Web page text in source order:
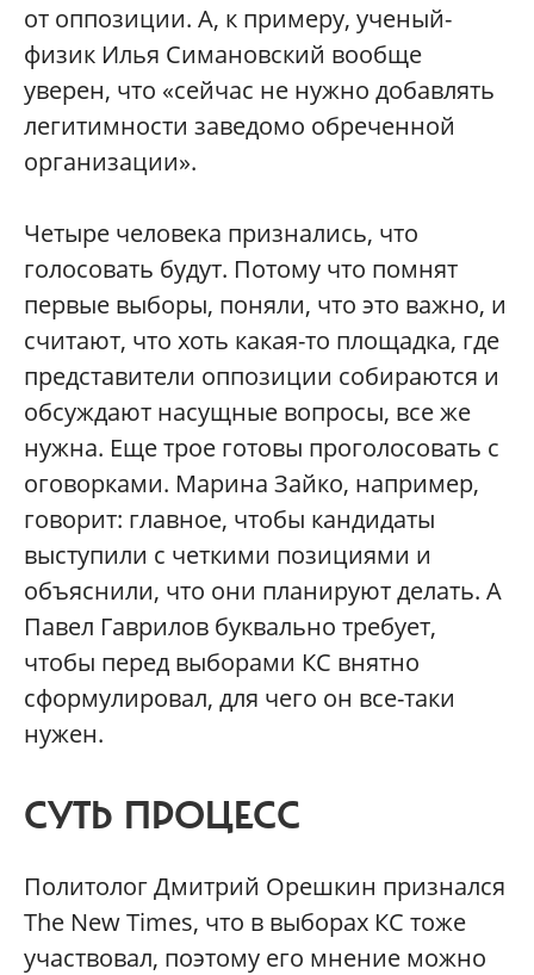
от оппозиции. А, к примеру, ученый-
физик Илья Симановский вообще
уверен, что «сейчас не нужно добавлять
легитимности заведомо обреченной
организации».
Четыре человека признались, что
голосовать будут. Потому что помнят
первые выборы, поняли, что это важно, и
считают, что хоть какая-то площадка, где
представители оппозиции собираются и
обсуждают насущные вопросы, все же
нужна. Еще трое готовы проголосовать с
оговорками. Марина Зайко, например,
говорит: главное, чтобы кандидаты
выступили с четкими позициями и
объяснили, что они планируют делать. А
Павел Гаврилов буквально требует,
чтобы перед выборами КС внятно
сформулировал, для чего он все-таки
нужен.
СУТЬ ПРОЦЕСС
Политолог Дмитрий Орешкин признался
The New Times, что в выборах КС тоже
участвовал, поэтому его мнение можно